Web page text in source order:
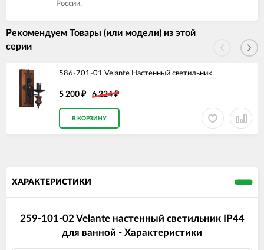
России.
Рекомендуем Товары (или модели) из этой
серии
586-701-01 Velante Настенный светильник
5 200 ₽ 6 224₽
В КОРЗИНУ
ХАРАКТЕРИСТИКИ
259-101-02 Velante настенный светильник IP44
для ванной - Характеристики